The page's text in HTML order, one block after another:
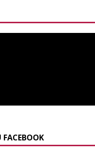
FACEBOOK